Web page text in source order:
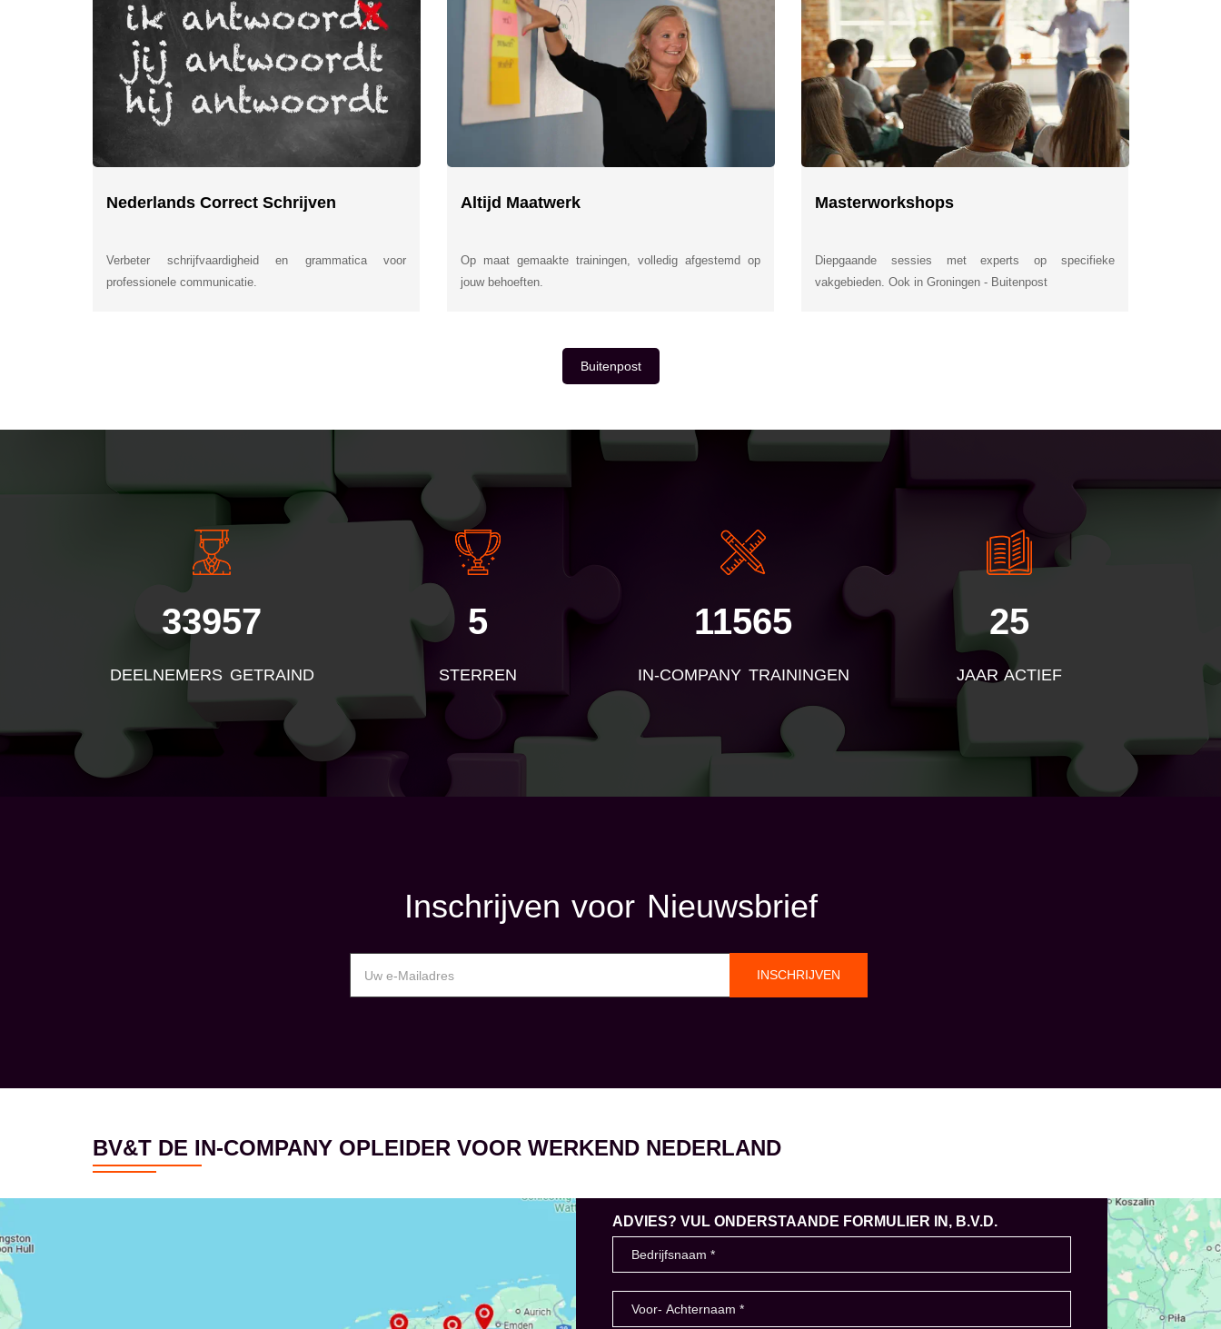
Nederlands Correct Schrijven
Verbeter schrijfvaardigheid en grammatica voor
professionele communicatie.
Altijd Maatwerk
Op maat gemaakte trainingen, volledig afgestemd op
jouw behoeften.
Masterworkshops
Diepgaande sessies met experts op specifieke
vakgebieden. Ook in Groningen - Buitenpost
Buitenpost
33957
DEELNEMERS GETRAIND
5
STERREN
11565
IN-COMPANY TRAININGEN
25
JAAR ACTIEF
Inschrijven voor Nieuwsbrief
INSCHRIJVEN
BV&T DE IN-COMPANY OPLEIDER VOOR WERKEND NEDERLAND
ADVIES? VUL ONDERSTAANDE FORMULIER IN, B.V.D.